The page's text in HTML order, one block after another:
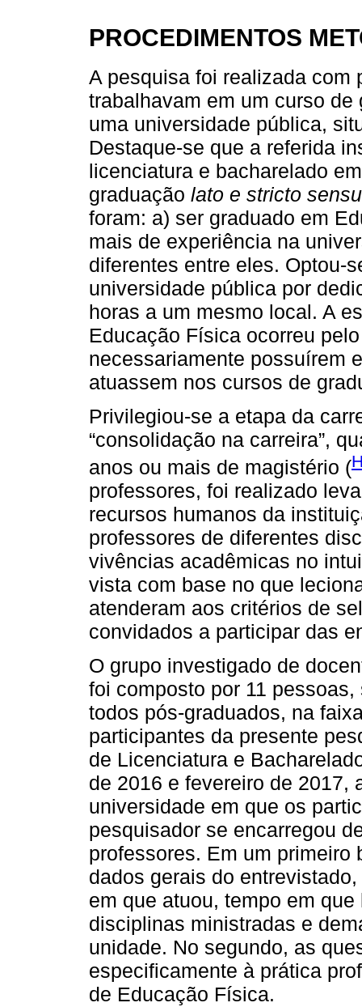
PROCEDIMENTOS
A pesquisa foi realizada com
trabalhavam em um curso
uma universidade pública,
Destaque-se que a referida
licenciatura e bacharelado
graduação lato e stricto sensu
foram: a) ser graduado em
mais de experiência na
diferentes entre eles. Optou-
universidade pública por
horas a um mesmo local. A
Educação Física ocorreu
necessariamente possuírem
atuassem nos cursos de
Privilegiou-se a etapa da
“consolidação na carreira”,
anos ou mais de magistério (
professores, foi realizado
recursos humanos da
professores de diferentes
vivências acadêmicas no
vista com base no que
atenderam aos critérios de
convidados a participar das
O grupo investigado de
foi composto por 11
todos pós-graduados, na
participantes da presente
de Licenciatura e
de 2016 e fevereiro de 2017,
universidade em que os
pesquisador se encarregou
professores. Em um primeiro
dados gerais do
em que atuou, tempo em
disciplinas ministradas e
unidade. No segundo, as
especificamente à prática
de Educação Física.